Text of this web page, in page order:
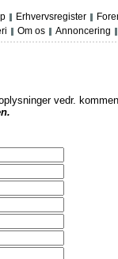
Erhvervsregister
Om os Annoncering
vedr.